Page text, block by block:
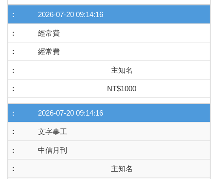
2026-07-20 09:14:16
經常費
經常費
主知名
NT$1000
2026-07-20 09:14:16
文字事工
中信月刊
主知名